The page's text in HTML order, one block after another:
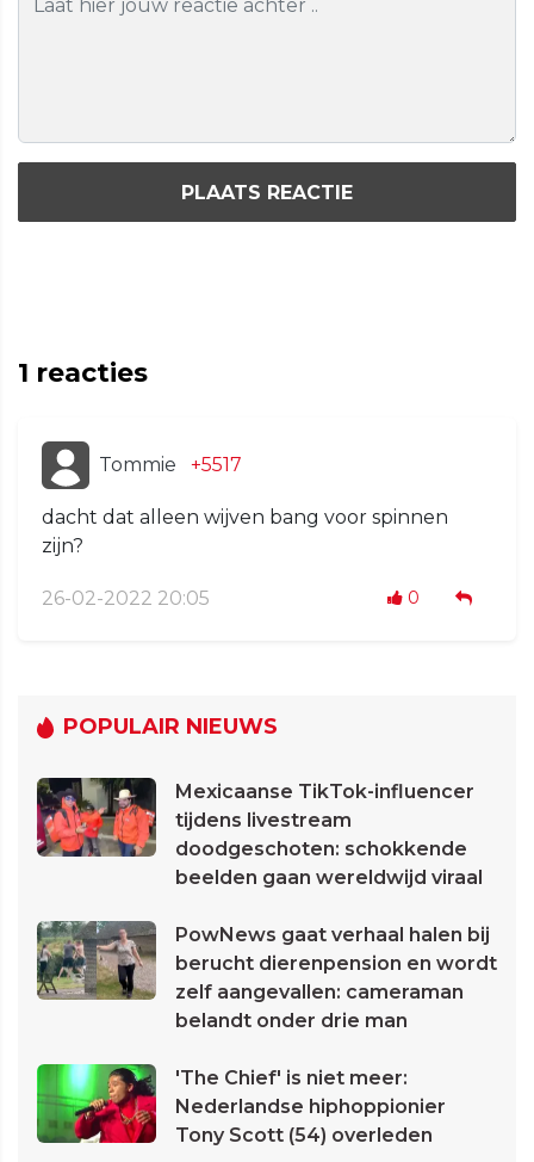
PLAATS REACTIE
1 reacties
Tommie +5517
dacht dat alleen wijven bang voor spinnen
zijn?
26-02-2022 20:05 0
POPULAIR NIEUWS
Mexicaanse TikTok-influencer
tijdens livestream
doodgeschoten: schokkende
beelden gaan wereldwijd viraal
PowNews gaat verhaal halen bij
berucht dierenpension en wordt
zelf aangevallen: cameraman
belandt onder drie man
'The Chief' is niet meer:
Nederlandse hiphoppionier
Tony Scott (54) overleden